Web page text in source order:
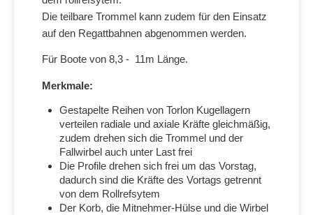
Die teilbare Trommel kann zudem für den Einsatz
auf den Regattbahnen abgenommen werden.
Für Boote von 8,3 - 11m Länge.
Merkmale:
Gestapelte Reihen von Torlon Kugellagern
verteilen radiale und axiale Kräfte gleichmäßig,
zudem drehen sich die Trommel und der
Fallwirbel auch unter Last frei
Die Profile drehen sich frei um das Vorstag,
dadurch sind die Kräfte des Vortags getrennt
von dem Rollrefsytem
Der Korb, die Mitnehmer-Hülse und die Wirbel